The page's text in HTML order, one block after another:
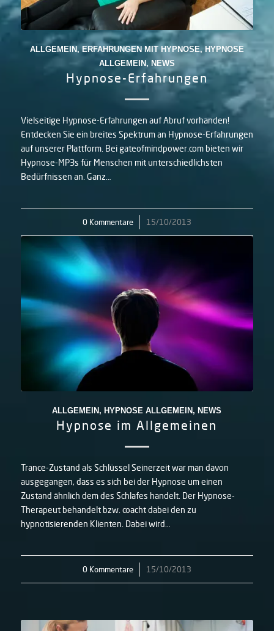
ALLGEMEIN ,ERFAHRUNGEN MIT HYPNOSE, HYPNOSE
ALLGEMEIN, NEWS
Hypnose-Erfahrungen
Vielseitige Hypnose-Erfahrungen auf Abruf vorhanden!
Entdecken Sie ein breites Spektrum an Hypnose-Erfahrungen
auf unserer Plattform. Bei gateofmindpower.com bieten wir
Hypnose-MP3s für Menschen mit unterschiedlichsten
Bedürfnissen an. Ganz…
0 Kommentare
/ 15/10/2013
ALLGEMEIN , HYPNOSE ALLGEMEIN , NEWS
Hypnose im Allgemeinen
Trance-Zustand als Schlüssel Seinerzeit war man davon
ausgegangen, dass es sich bei der Hypnose um einen
Zustand ähnlich dem des Schlafes handelt. Der Hypnose-
Therapeut behandelt bzw. coacht dabei den zu
hypnotisierenden Klienten. Dabei wird…
0 Kommentare
/ 15/10/2013